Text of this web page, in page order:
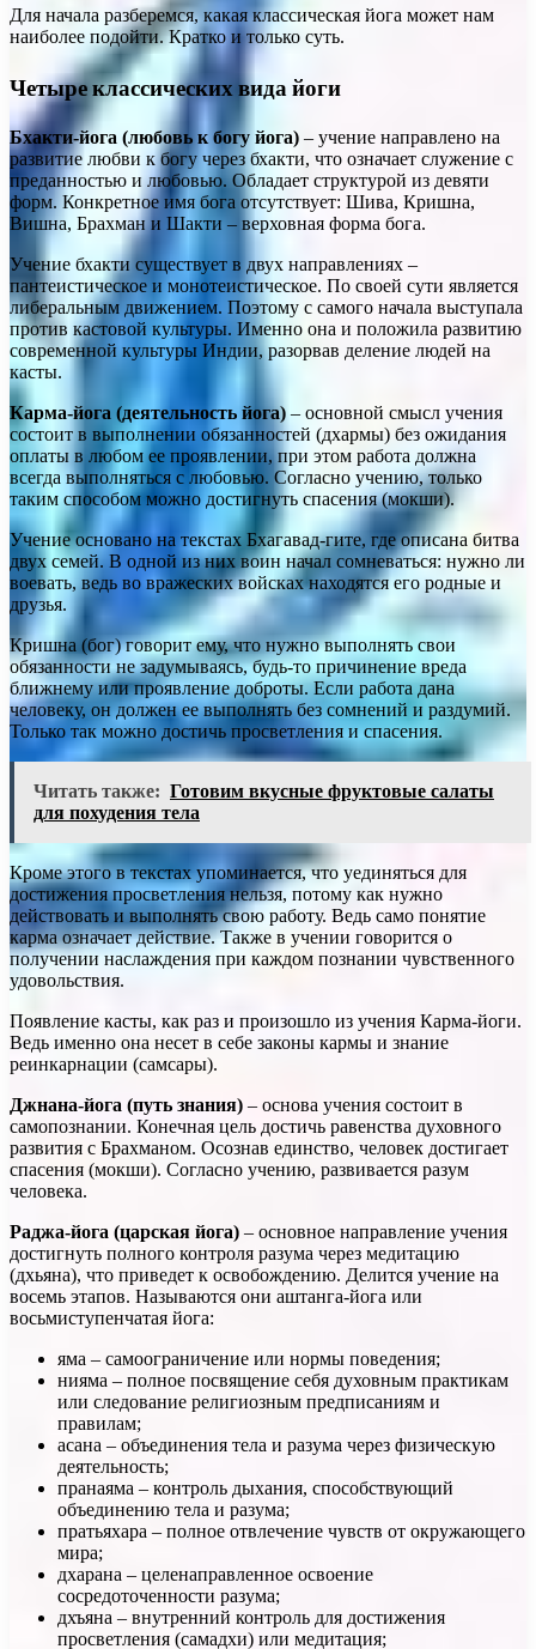
Для начала разберемся, какая классическая йога может нам
наиболее подойти. Кратко и только суть.
Четыре классических вида йоги
Бхакти-йога (любовь к богу йога)– учение направлено на
развитие любви к богу через бхакти, что означает служение с
преданностью и любовью. Обладает структурой из девяти
форм. Конкретное имя бога отсутствует: Шива, Кришна,
Вишна, Брахман и Шакти – верховная форма бога.
Учение бхакти существует в двух направлениях –
пантеистическое и монотеистическое. По своей сути является
либеральным движением. Поэтому с самого начала выступала
против кастовой культуры. Именно она и положила развитию
современной культуры Индии, разорвав деление людей на
касты.
Карма-йога (деятельность йога)– основной смысл учения
состоит в выполнении обязанностей (дхармы) без ожидания
оплаты в любом ее проявлении, при этом работа должна
всегда выполняться с любовью. Согласно учению, только
таким способом можно достигнуть спасения (мокши).
Учение основано на текстах Бхагавад-гите, где описана битва
двух семей. В одной из них воин начал сомневаться: нужно ли
воевать, ведь во вражеских войсках находятся его родные и
друзья.
Кришна (бог) говорит ему, что нужно выполнять свои
обязанности не задумываясь, будь-то причинение вреда
ближнему или проявление доброты. Если работа дана
человеку, он должен ее выполнять без сомнений и раздумий.
Только так можно достичь просветления и спасения.
Читать также: Готовим вкусные фруктовые салаты
для похудения тела
Кроме этого в текстах упоминается, что уединяться для
достижения просветления нельзя, потому как нужно
действовать и выполнять свою работу. Ведь само понятие
карма означает действие. Также в учении говорится о
получении наслаждения при каждом познании чувственного
удовольствия.
Появление касты, как раз и произошло из учения Карма-йоги.
Ведь именно она несет в себе законы кармы и знание
реинкарнации (самсары).
Джнана-йога (путь знания) – основа учения состоит в
самопознании. Конечная цель достичь равенства духовного
развития с Брахманом. Осознав единство, человек достигает
спасения (мокши). Согласно учению, развивается разум
человека.
Раджа-йога (царская йога) – основное направление учения
достигнуть полного контроля разума через медитацию
(дхьяна), что приведет к освобождению. Делится учение на
восемь этапов. Называются они аштанга-йога или
восьмиступенчатая йога:
яма – самоограничение или нормы поведения;
нияма – полное посвящение себя духовным практикам
или следование религиозным предписаниям и
правилам;
асана – объединения тела и разума через физическую
деятельность;
пранаяма – контроль дыхания, способствующий
объединению тела и разума;
пратьяхара – полное отвлечение чувств от окружающего
мира;
дхарана – целенаправленное освоение
сосредоточенности разума;
дхъяна – внутренний контроль для достижения
просветления (самадхи) или медитация;